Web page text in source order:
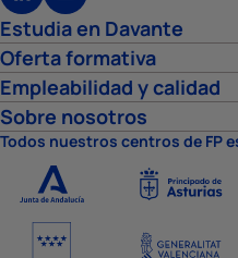
Estudia en Davante
Oferta formativa
Empleabilidad y calidad
Sobre nosotros
Todos nuestros centros de FP